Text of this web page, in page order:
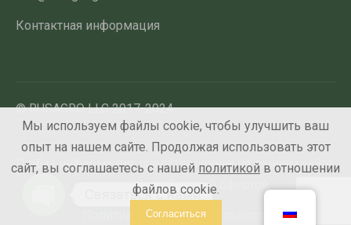
Контактная информация
© RUSAGRO LLC 2017-2024
Любая информация, представленная на данном сайте,
не является публичной офертой
Политика конфиденциальности
Мы используем файлы cookie, чтобы улучшить ваш
опыт на нашем сайте. Продолжая использовать этот
сайт, вы соглашаетесь с нашей политикой в отношении
файлов cookie.
Согласиться
Связаться с нами